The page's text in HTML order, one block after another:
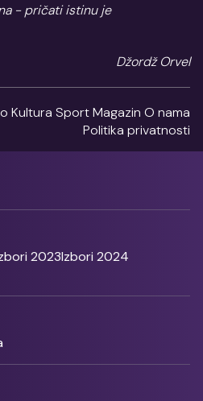
- pričati istinu je
Džordž Orvel
Kultura SportMagazin O nama
Politika privatnosti
2023Izbori 2024